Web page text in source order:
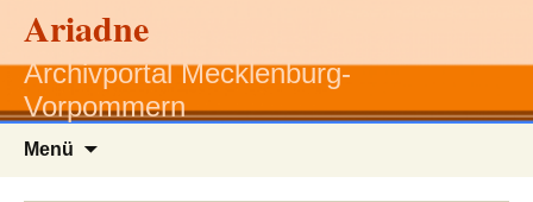
Ariadne
Archivportal Mecklenburg-
Vorpommern
Menü